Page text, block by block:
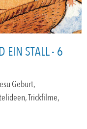
EIN STALL - 6
Geburt,
Trickfilme,